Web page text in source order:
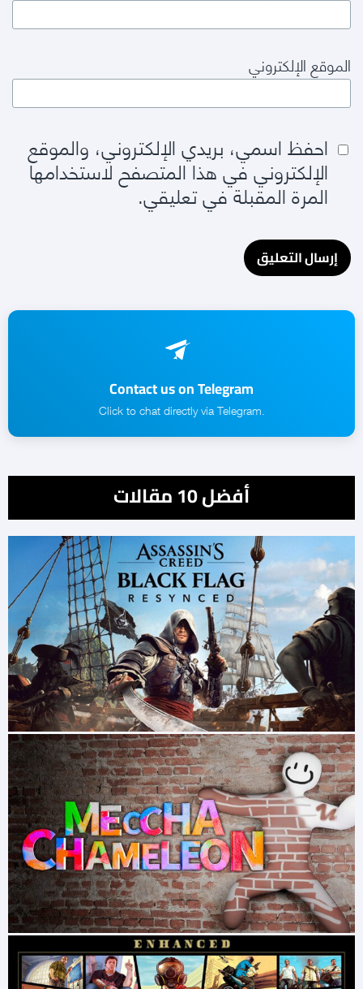
الموقع الإلكتروني
احفظ اسمي، بريدي الإلكتروني، والموقع
الإلكتروني في هذا المتصفح لاستخدامها
المرة المقبلة في تعليقي.
Contact us on Telegram
.Click to chat directly via Telegram
أفضل 10 مقالات